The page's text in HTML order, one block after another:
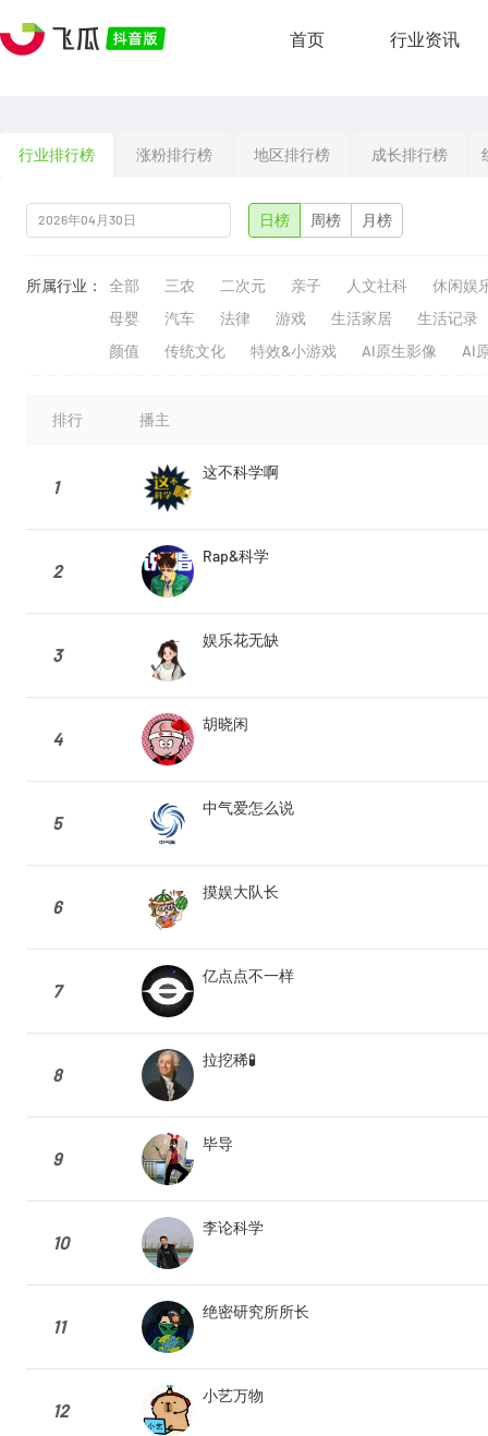
首页 行业资讯
行业排行榜 涨粉排行榜 地区排行榜 成长排行榜
日榜 周榜 月榜
所属行业： 全部 三农 二次元 亲子 人文社科
休闲娱
母婴
汽车 法律 游戏 生活家居
生活记录
颜值
传统文化 特效&小游戏 AI原生影像 AI
排行 播主
1
这不科学啊
2
Rap&科学
3
娱乐花无缺
4
胡晓闲
5
中气爱怎么说
6
摸娱大队长
7
亿点点不一样
8
拉挖稀🧪
9
毕导
10
李论科学
11
绝密研究所所长
12
小艺万物